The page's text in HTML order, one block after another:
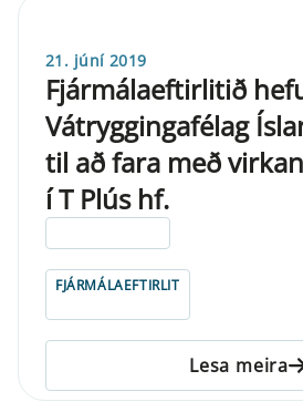
21. júní 2019
Fjármálaeftirlitið
Vátryggingafélag
til að fara með
í T Plús hf.
FJÁRMÁLAEFTIRLIT
Lesa meira